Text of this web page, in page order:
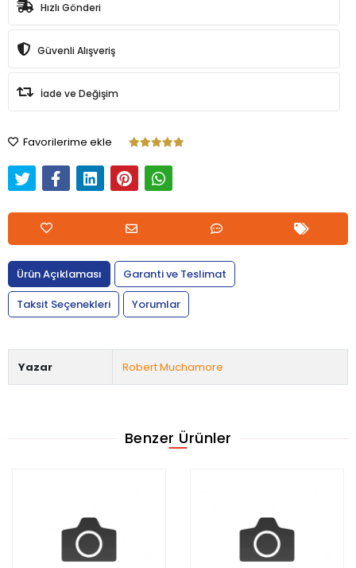
Hızlı Gönderi
Güvenli Alışveriş
İade ve Değişim
Favorilerime ekle
Ürün Açıklaması
Garanti ve Teslimat
Taksit Seçenekleri
Yorumlar
Yazar Robert Muchamore
Benzer Ürünler